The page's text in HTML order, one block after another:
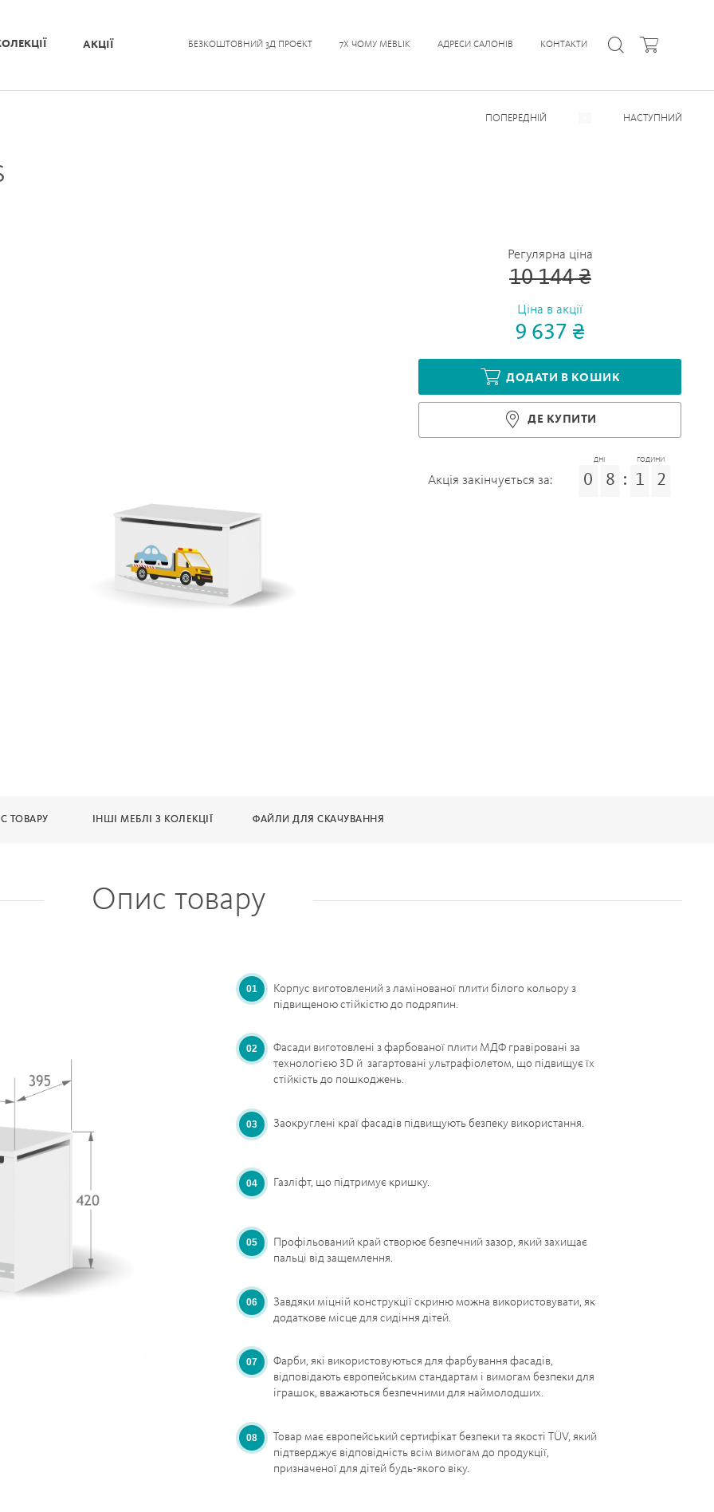
АКЦІЇ БЕЗКОШТОВНИЙ 3Д ПРОЄКТ 7Х ЧОМУ MEBLIK АДРЕСИ САЛОНІВ КОНТАКТИ
ПОПЕРЕДНІЙ НАСТУПНИЙ
Регулярна ціна
10 144 ₴
Ціна в акції
9 637 ₴
ДОДАТИ В КОШИК
ДЕ КУПИТИ
Акція закінчується за:
ДНІ
0 8 :
ГОДИНИ
1 2
ТОВАРУ ІНШІ МЕБЛІ З КОЛЕКЦІЇ ФАЙЛИ ДЛЯ СКАЧУВАННЯ
Опис товару
Корпус виготовлений з ламінованої плити білого кольору з
підвищеною стійкістю до подряпин.
Фасади виготовлені з фарбованої плити МДФ гравіровані за
технологією 3D й загартовані ультрафіолетом, що підвищує їх
стійкість до пошкоджень.
Заокруглені краї фасадів підвищують безпеку використання.
Газліфт, що підтримує кришку.
Профільований край створює безпечний зазор, який захищає
пальці від защемлення.
Завдяки міцній конструкції скриню можна використовувати, як
додаткове місце для сидіння дітей.
Фарби, які використовуються для фарбування фасадів,
відповідають європейським стандартам і вимогам безпеки для
іграшок, вважаються безпечними для наймолодших.
Товар має європейський сертифікат безпеки та якості TÜV, який
підтверджує відповідність всім вимогам до продукції,
призначеної для дітей будь-якого віку.